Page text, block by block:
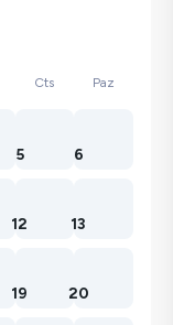
Cts Paz
5 6
12 13
19 20